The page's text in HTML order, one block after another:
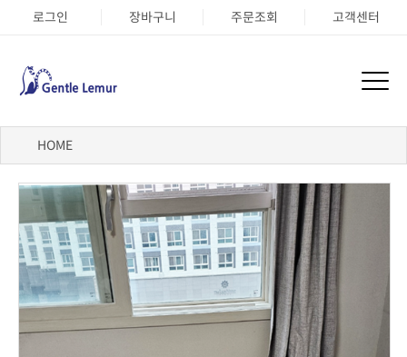
로그인 장바구니 주문조회 고객센터
HOME